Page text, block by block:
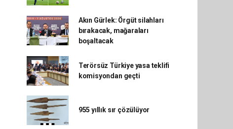
Akın Gürlek: Örgüt silahları
bırakacak, mağaraları
boşaltacak
Terörsüz Türkiye yasa teklifi
komisyondan geçti
955 yıllık sır çözülüyor